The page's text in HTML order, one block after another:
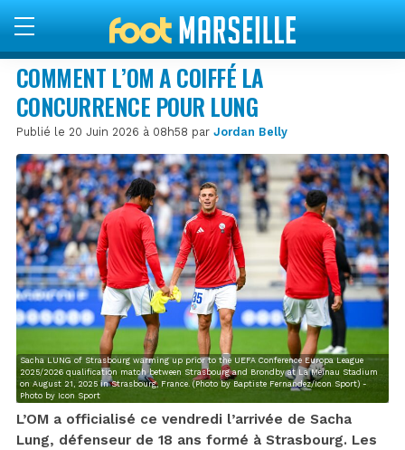
COMMENT L’OM A COIFFÉ LA
CONCURRENCE POUR LUNG
Publié le 20 Juin 2026 à 08h58 par Jordan Belly
Sacha LUNG of Strasbourg warming up prior to the UEFA Conference Europa League
2025/2026 qualification match between Strasbourg and Brondby at La Meinau Stadium
on August 21, 2025 in Strasbourg, France. (Photo by Baptiste Fernandez/Icon Sport) -
Photo by Icon Sport
L’OM a officialisé ce vendredi l’arrivée de Sacha
Lung, défenseur de 18 ans formé à Strasbourg. Les